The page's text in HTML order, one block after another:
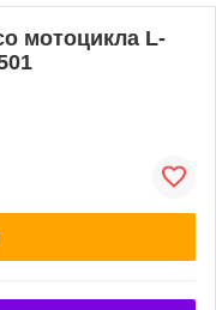
мотоцикла L-